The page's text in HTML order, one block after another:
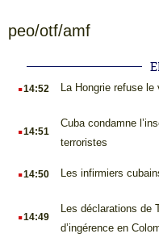
peo/otf/amf
.14:52 La Hongrie refuse le
.14:51
Cuba condamne
terroristes
.14:50 Les infirmiers
.14:49
Les déclarations de
d’ingérence en